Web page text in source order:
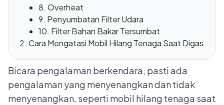
8. Overheat
9. Penyumbatan Filter Udara
10. Filter Bahan Bakar Tersumbat
Cara Mengatasi Mobil Hilang Tenaga Saat Digas
Bicara pengalaman berkendara, pasti ada
pengalaman yang menyenangkan dan tidak
menyenangkan, seperti mobil hilang tenaga saat